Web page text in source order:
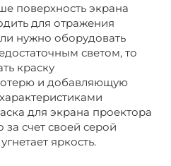
поверхность экрана
для отражения
нужно оборудовать
светом, то
краску
и добавляющую
для экрана проектора
за счет своей серой
яркость.